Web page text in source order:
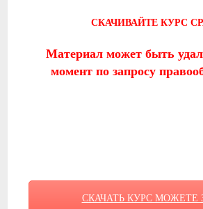
СКАЧИВАЙТЕ КУРС
Материал может быть
момент по запросу
СКАЧАТЬ КУРС МОЖЕТЕ